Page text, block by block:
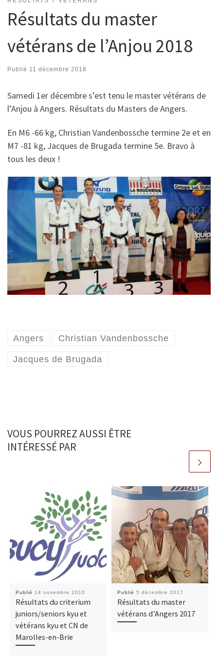
Résultats du master
vétérans de l’Anjou 2018
Publié 11 décembre 2018
Samedi 1er décembre s’est tenu le master vétérans de
l’Anjou à Angers. Résultats du Masters de Angers.
En M6 -66 kg, Christian Vandenbossche termine 2e et en
M7 -81 kg, Jacques de Brugada termine 5e. Bravo à
tous les deux !
Angers Christian Vandenbossche
Jacques de Brugada
VOUS POURREZ AUSSI ÊTRE
INTÉRESSÉ PAR
Publié 14 novembre 2010
Résultats du criterium
juniors/seniors kyu et
vétérans kyu et CN de
Marolles-en-Brie
Publié 5 décembre 2017
Résultats du master
vétérans d’Angers 2017